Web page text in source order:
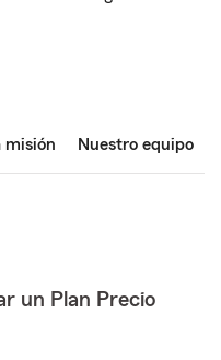
misión Nuestro equipo
un Plan Precio